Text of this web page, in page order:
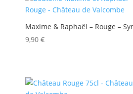
Maxime & Raphaël – Rouge –
9,90€